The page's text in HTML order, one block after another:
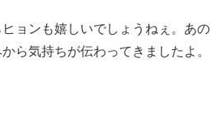
ョンも嬉しいでしょうねぇ。あの
ら気持ちが伝わってきましたよ。